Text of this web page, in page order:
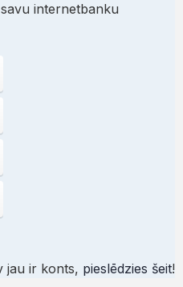
internetbanku
jau ir konts, pieslēdzies šeit!